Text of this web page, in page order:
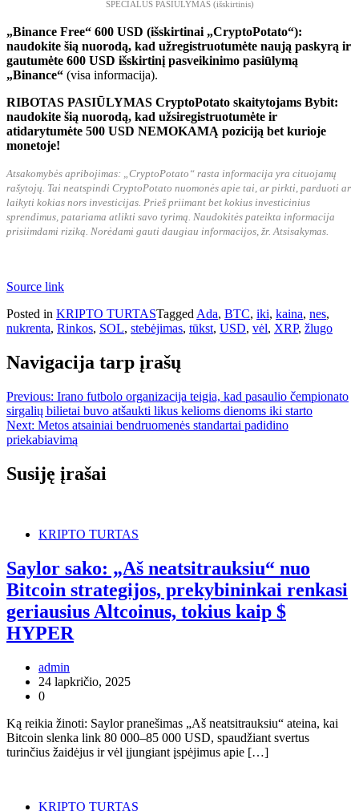
SPECIALUS PASIŪLYMAS (išskirtinis)
„Binance Free“ 600 USD (išskirtinai „CryptoPotato“):
naudokite šią nuorodą, kad užregistruotumėte naują paskyrą ir
gautumėte 600 USD išskirtinį pasveikinimo pasiūlymą
„Binance“ (visa informacija).
RIBOTAS PASIŪLYMAS CryptoPotato skaitytojams Bybit:
naudokite šią nuorodą, kad užsiregistruotumėte ir
atidarytumėte 500 USD NEMOKAMĄ poziciją bet kurioje
monetoje!
Atsakomybės apribojimas: „CryptoPotato“ rasta informacija yra cituojamų
rašytojų. Tai neatspindi CryptoPotato nuomonės apie tai, ar pirkti, parduoti ar
laikyti kokias nors investicijas. Prieš priimant bet kokius investicinius
sprendimus, patariama atlikti savo tyrimą. Naudokitės pateikta informacija
prisiimdami riziką. Norėdami gauti daugiau informacijos, žr. Atsisakymas.
Source link
Posted in KRIPTO TURTASTagged Ada, BTC, iki, kaina, nes,
nukrenta, Rinkos, SOL, stebėjimas, tūkst, USD, vėl, XRP, žlugo
Navigacija tarp įrašų
Previous: Irano futbolo organizacija teigia, kad pasaulio čempionato
sirgalių bilietai buvo atšaukti likus kelioms dienoms iki starto
Next: Metos atsainiai bendruomenės standartai padidino
priekabiavimą
Susiję įrašai
KRIPTO TURTAS
Saylor sako: „Aš neatsitrauksiu“ nuo
Bitcoin strategijos, prekybininkai renkasi
geriausius Altcoinus, tokius kaip $
HYPER
admin
24 lapkričio, 2025
0
Ką reikia žinoti: Saylor pranešimas „Aš neatsitrauksiu“ ateina, kai
Bitcoin slenka link 80 000–85 000 USD, spaudžiant svertus
turinčius žaidėjus ir vėl įjungiant įspėjimus apie […]
KRIPTO TURTAS